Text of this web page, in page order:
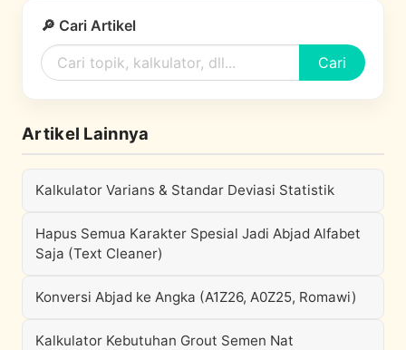
🔎 Cari Artikel
Cari
Artikel Lainnya
Kalkulator Varians & Standar Deviasi Statistik
Hapus Semua Karakter Spesial Jadi Abjad Alfabet
Saja (Text Cleaner)
Konversi Abjad ke Angka (A1Z26, A0Z25, Romawi)
Kalkulator Kebutuhan Grout Semen Nat